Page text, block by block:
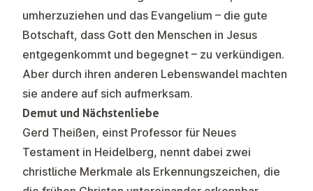
umherzuziehen und das Evangelium – die gute
Botschaft, dass Gott den Menschen in Jesus
entgegenkommt und begegnet – zu verkündigen.
Aber durch ihren anderen Lebenswandel machten
sie andere auf sich aufmerksam.
Demut und Nächstenliebe
Gerd Theißen, einst Professor für Neues
Testament in Heidelberg, nennt dabei zwei
christliche Merkmale als Erkennungszeichen, die